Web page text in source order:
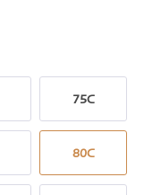
75C
80C